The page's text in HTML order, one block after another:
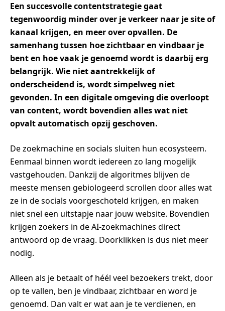
Een succesvolle contentstrategie gaat
tegenwoordig minder over je verkeer naar je site of
kanaal krijgen, en meer over opvallen. De
samenhang tussen hoe zichtbaar en vindbaar je
bent en hoe vaak je genoemd wordt is daarbij erg
belangrijk. Wie niet aantrekkelijk of
onderscheidend is, wordt simpelweg niet
gevonden. In een digitale omgeving die overloopt
van content, wordt bovendien alles wat niet
opvalt automatisch opzij geschoven.
De zoekmachine en socials sluiten hun ecosysteem.
Eenmaal binnen wordt iedereen zo lang mogelijk
vastgehouden. Dankzij de algoritmes blijven de
meeste mensen gebiologeerd scrollen door alles wat
ze in de socials voorgeschoteld krijgen, en maken
niet snel een uitstapje naar jouw website. Bovendien
krijgen zoekers in de AI-zoekmachines direct
antwoord op de vraag. Doorklikken is dus niet meer
nodig.
Alleen als je betaalt of héél veel bezoekers trekt, door
op te vallen, ben je vindbaar, zichtbaar en word je
genoemd. Dan valt er wat aan je te verdienen, en